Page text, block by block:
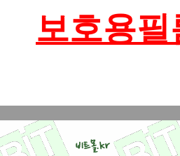
보호용